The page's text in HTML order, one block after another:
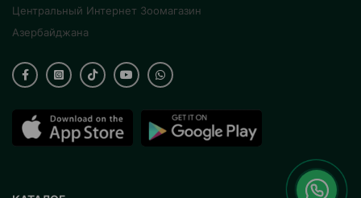
Центральный Интернет Зоомагазин
Азербайджана